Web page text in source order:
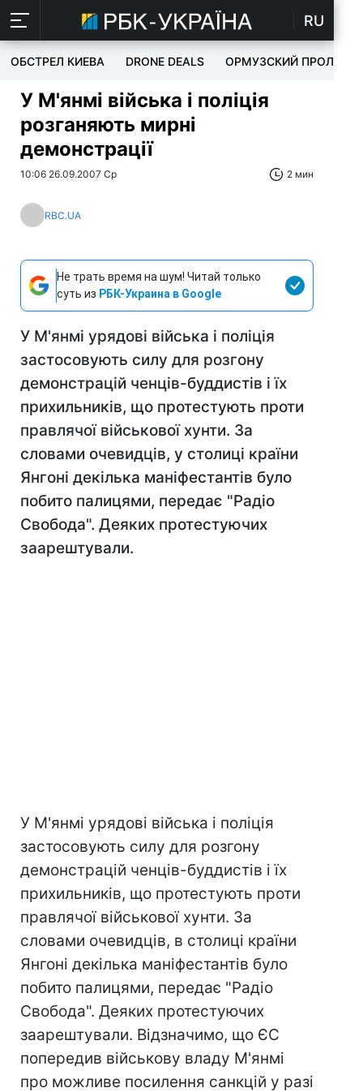
RU
ОБСТРЕЛ КИЕВА DRONE DEALS ОРМУЗСКИЙ ПРОЛИВ
У М'янмі війська і поліція
розганяють мирні
демонстрації
10:06 26.09.2007 Ср 2 мин
RBC.UA
Не трать время на шум! Читай только
суть из РБК-Украина в Google
У М'янмі урядові війська і поліція
застосовують силу для розгону
демонстрацій ченців-буддистів і їх
прихильників, що протестують проти
правлячої військової хунти. За
словами очевидців, у столиці країни
Янгоні декілька маніфестантів було
побито палицями, передає "Радіо
Свобода". Деяких протестуючих
заарештували.
У М'янмі урядові війська і поліція
застосовують силу для розгону
демонстрацій ченців-буддистів і їх
прихильників, що протестують проти
правлячої військової хунти. За
словами очевидців, в столиці країни
Янгоні декілька маніфестантів було
побито палицями, передає "Радіо
Свобода". Деяких протестуючих
заарештували. Відзначимо, що ЄС
попередив військову владу М'янмі
про можливе посилення санкцій у разі